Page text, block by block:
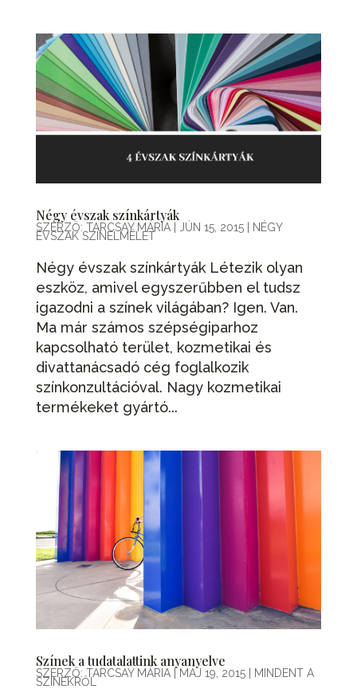
Négy évszak színkártyák
SZERZŐ: TARCSAY MÁRIA| JÚN 15, 2015| NÉGY
ÉVSZAK SZÍNELMÉLET
Négy évszak színkártyák Létezik olyan
eszköz, amivel egyszerűbben el tudsz
igazodni a színek világában? Igen. Van.
Ma már számos szépségiparhoz
kapcsolható terület, kozmetikai és
divattanácsadó cég foglalkozik
színkonzultációval. Nagy kozmetikai
termékeket gyártó...
Színek a tudatalattink anyanyelve
SZERZŐ:TARCSAY MÁRIA| MÁJ 19, 2015| MINDENT A
SZÍNEKRŐL